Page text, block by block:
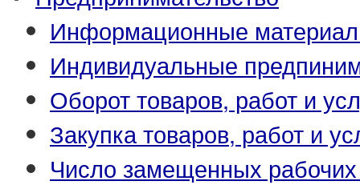
Информационные
Индивидуальные
Оборот товаров, работ и
Закупка товаров, работ и
Число замещенных